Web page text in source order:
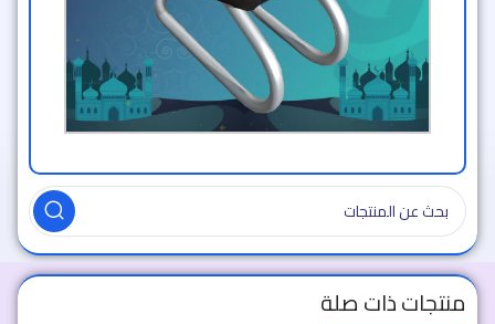
منتجات ذات صلة